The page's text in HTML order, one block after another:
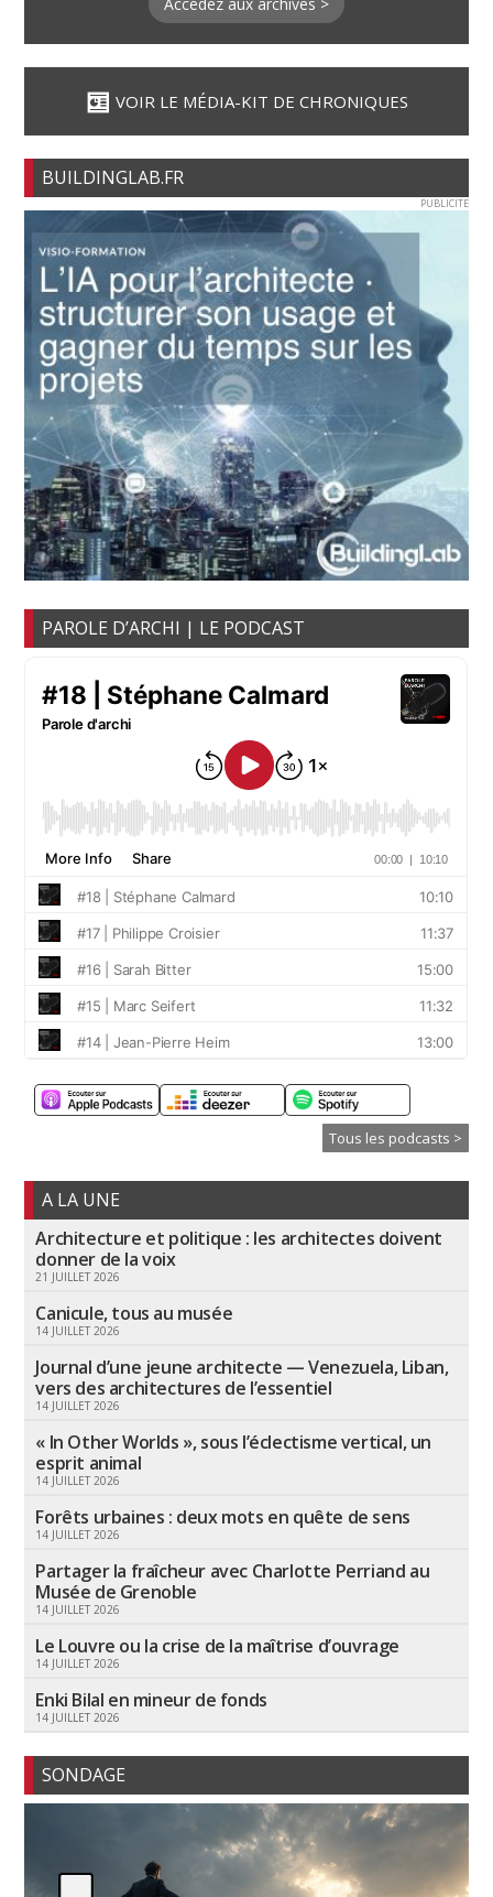
VOIR LE MÉDIA-KIT DE CHRONIQUES
BUILDINGLAB.FR
PUBLICITE
PAROLE D’ARCHI | LE PODCAST
Tous les podcasts >
A LA UNE
Architecture et politique : les architectes doivent
donner de la voix
21 JUILLET 2026
Canicule, tous au musée
14 JUILLET 2026
Journal d’une jeune architecte — Venezuela, Liban,
vers des architectures de l’essentiel
14 JUILLET 2026
« In Other Worlds », sous l’éclectisme vertical, un
esprit animal
14 JUILLET 2026
Forêts urbaines : deux mots en quête de sens
14 JUILLET 2026
Partager la fraîcheur avec Charlotte Perriand au
Musée de Grenoble
14 JUILLET 2026
Le Louvre ou la crise de la maîtrise d’ouvrage
14 JUILLET 2026
Enki Bilal en mineur de fonds
14 JUILLET 2026
SONDAGE